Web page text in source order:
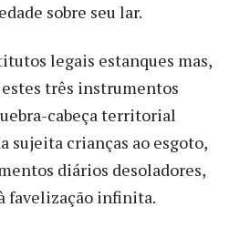
sobre seu lar.
legais estanques mas,
três instrumentos
cabeça territorial
sujeita crianças ao esgoto,
diários desoladores,
favelização infinita.